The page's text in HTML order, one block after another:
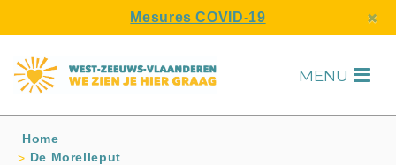
Mesures COVID-19 ×
MENU H
Home
De Morelleput